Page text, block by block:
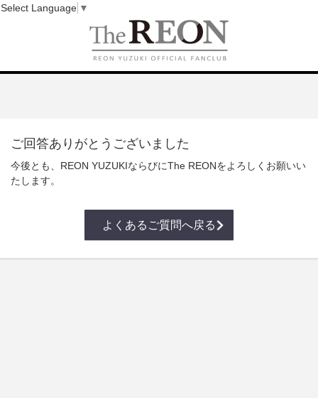
ご回答ありがとうございました
今後とも、REON YUZUKIならびにThe REONをよろしくお願いい
たします。
よくあるご質問へ戻る
Select Language ▼